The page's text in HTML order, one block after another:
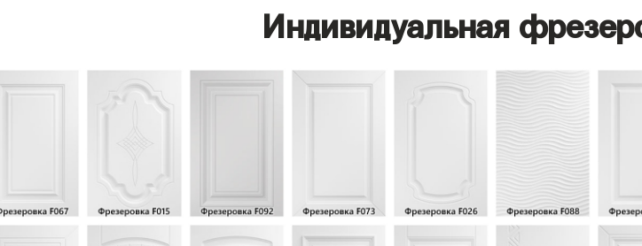
Индивидуальная